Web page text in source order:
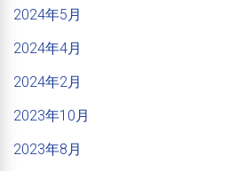
2024年5月
2024年4月
2024年2月
2023年10月
2023年8月